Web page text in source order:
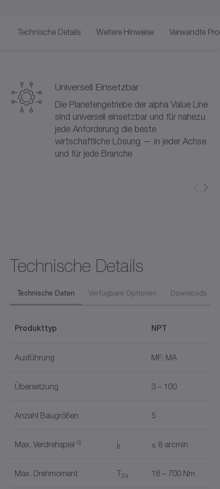
Technische Details Weitere Hinweise Verwandte
Universell Einsetzbar
Die Planetengetriebe der alpha Value Line
sind universell einsetzbar und für nahezu
jede Anforderung die beste
wirtschaftliche Lösung — in jeder Achse
und für jede Branche
Technische Details
Technische Daten Verfügbare Optionen Downloads
Produkttyp NPT
Ausführung MF; MA
Übersetzung 3 – 100
Anzahl Baugrößen 5
Max. Verdrehspiel c) jt ≤ 8 arcmin
Max. Drehmoment T2α 18 – 700 Nm